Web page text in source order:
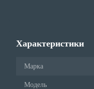
Характеристики
Марка
Модель